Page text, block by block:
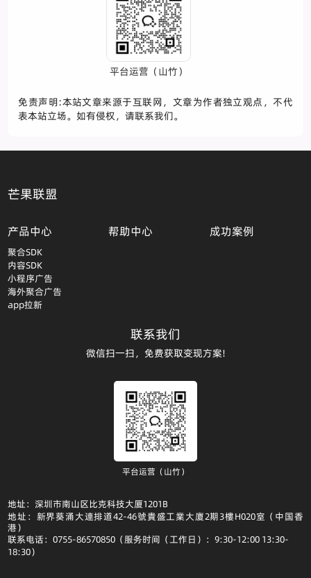
平台运营（山竹）
免责声明:本站文章来源于互联网，文章为作者独立观点，不代
表本站立场。如有侵权，请联系我们。
芒果联盟
产品中心
聚合SDK
内容SDK
小程序广告
海外聚合广告
app拉新
帮助中心 成功案例
联系我们
微信扫一扫，免费获取变现方案!
平台运营（山竹）
地址：深圳市南山区比克科技大厦1201B
地址：新界葵涌大連排道42-46號貴盛工業大廈2期3樓H020室（中国香
港）
联系电话：0755-86570850（服务时间（工作日）：9:30-12:00 13:30-
18:30）